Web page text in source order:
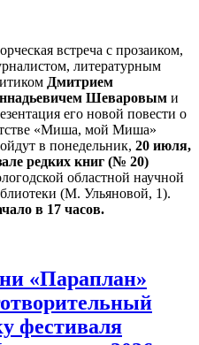
встреча с прозаиком,
литературным
Дмитрием
Шеваровым и
его новой повести о
«Миша, мой Миша»
в понедельник, 20 июля,
редких книг (№ 20)
областной научной
(М. Ульяновой, 1).
в 17 часов.
«Параплан»
фестиваля